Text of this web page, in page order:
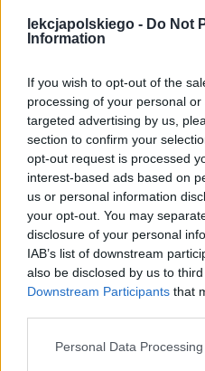
lekcjapolskiego - Do Not
Information
If you wish to opt-out of the
processing of your personal
targeted advertising by us,
section to confirm your
opt-out request is processed
interest-based ads based on
us or personal information
your opt-out. You may
disclosure of your personal
IAB’s list of downstream
also be disclosed by us to
Downstream Participants that
Personal Data
Spotkało się to z
który w rodzaju
niewolników,
dobrobyt bogów i
karę przykuł
Kaukazu i zesłał na